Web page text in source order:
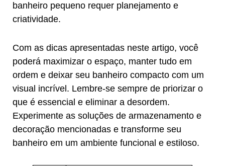
banheiro pequeno requer planejamento e
criatividade.
Com as dicas apresentadas neste artigo, você
poderá maximizar o espaço, manter tudo em
ordem e deixar seu banheiro compacto com um
visual incrível. Lembre-se sempre de priorizar o
que é essencial e eliminar a desordem.
Experimente as soluções de armazenamento e
decoração mencionadas e transforme seu
banheiro em um ambiente funcional e estiloso.